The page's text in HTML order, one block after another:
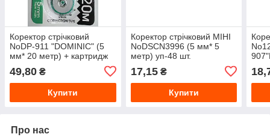
Коректор стрічковий
NoDP-911 "DOMINIC" (5
мм* 20 метр) + картридж
49,80 ₴
Купити
Коректор стрічковий МІНІ
NoDSCN3996 (5 мм* 5
метр) уп-48 шт.
17,15₴
Купити
Про нас